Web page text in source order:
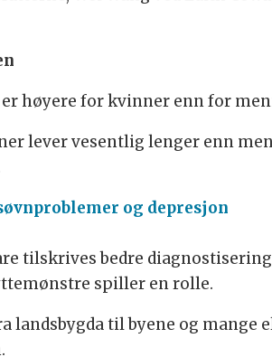
høyere for kvinner enn for
lever vesentlig lenger enn
og depresjon
tilskrives bedre
spiller en rolle.
landsbygda til byene og